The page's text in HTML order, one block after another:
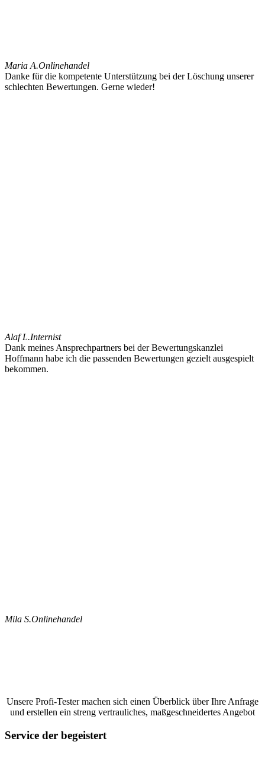
Maria A.Onlinehandel
Danke für die kompetente Unterstützung bei der Löschung unserer
schlechten Bewertungen. Gerne wieder!
Alaf L.Internist
Dank meines Ansprechpartners bei der Bewertungskanzlei
Hoffmann habe ich die passenden Bewertungen gezielt ausgespielt
bekommen.
Mila S.Onlinehandel
Unsere Profi-Tester machen sich einen Überblick über Ihre Anfrage
und erstellen ein streng vertrauliches, maßgeschneidertes Angebot
Service der begeistert